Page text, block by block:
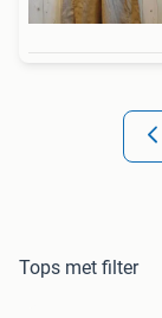
Tops met filter